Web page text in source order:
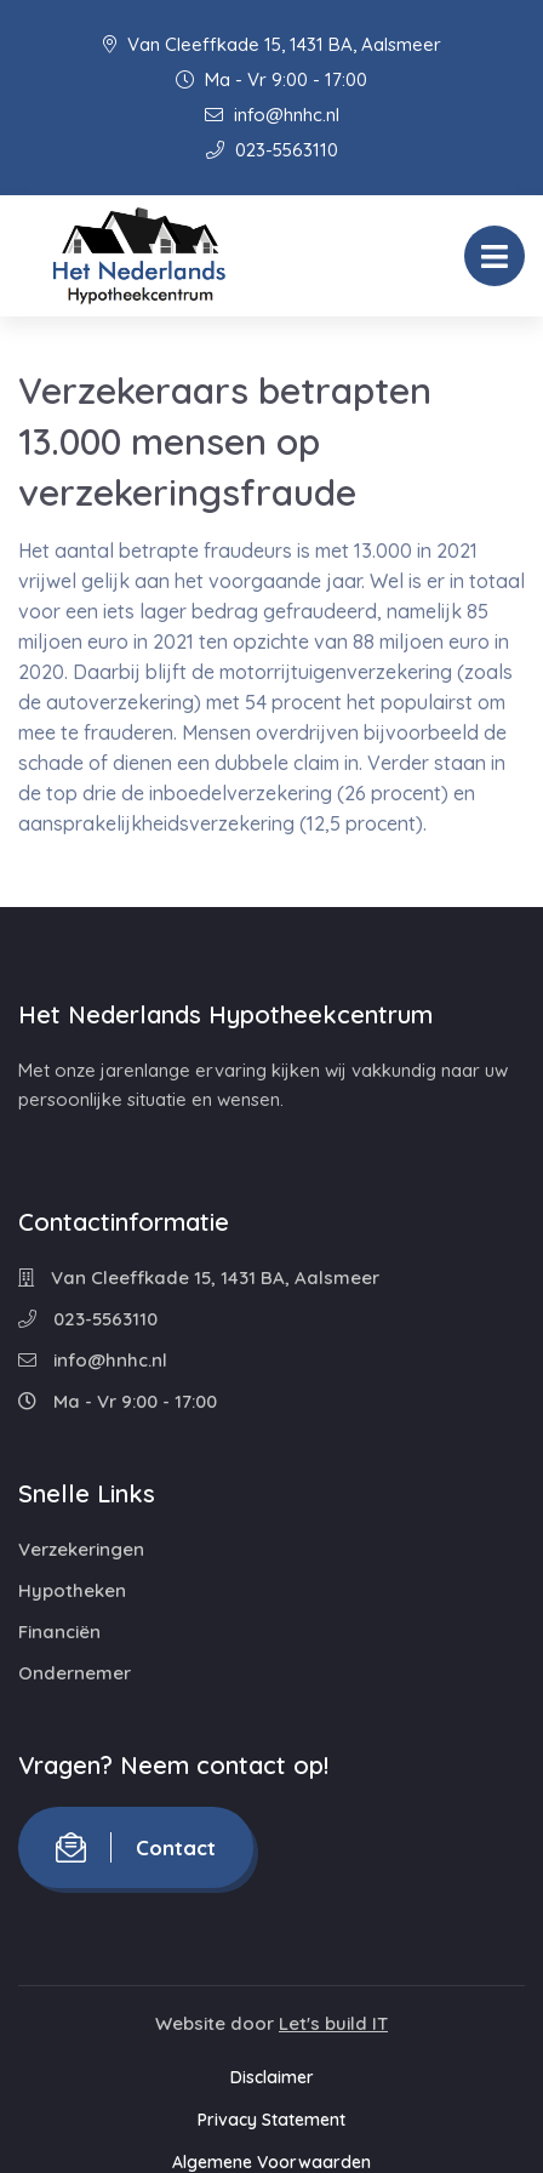
Van Cleeffkade 15, 1431 BA, Aalsmeer
Ma - Vr 9:00 - 17:00
info@hnhc.nl
023-5563110
Verzekeraars betrapten
13.000 mensen op
verzekeringsfraude
Het aantal betrapte fraudeurs is met 13.000 in 2021
vrijwel gelijk aan het voorgaande jaar. Wel is er in totaal
voor een iets lager bedrag gefraudeerd, namelijk 85
miljoen euro in 2021 ten opzichte van 88 miljoen euro in
2020. Daarbij blijft de motorrijtuigenverzekering (zoals
de autoverzekering) met 54 procent het populairst om
mee te frauderen. Mensen overdrijven bijvoorbeeld de
schade of dienen een dubbele claim in. Verder staan in
de top drie de inboedelverzekering (26 procent) en
aansprakelijkheidsverzekering (12,5 procent).
Het Nederlands Hypotheekcentrum
Met onze jarenlange ervaring kijken wij vakkundig naar uw
persoonlijke situatie en wensen.
Contactinformatie
Van Cleeffkade 15, 1431 BA, Aalsmeer
023-5563110
info@hnhc.nl
Ma - Vr 9:00 - 17:00
Snelle Links
Verzekeringen
Hypotheken
Financiën
Ondernemer
Vragen? Neem contact op!
Contact
Website door Let's build IT
Disclaimer
Privacy Statement
Algemene Voorwaarden